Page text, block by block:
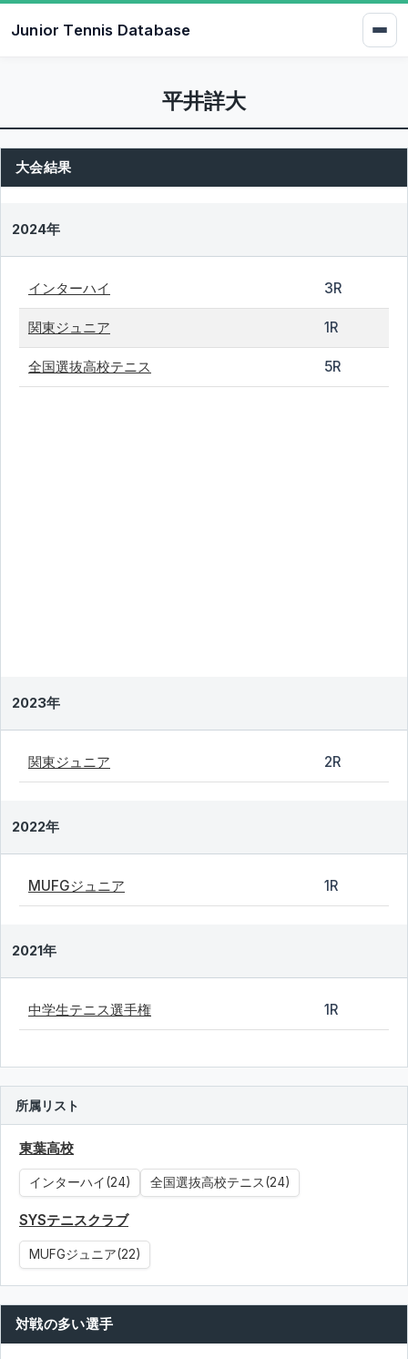
Junior Tennis Database
平井詳大
大会結果
2024年
インターハイ 3R
関東ジュニア 1R
全国選抜高校テニス 5R
2023年
関東ジュニア 2R
2022年
MUFGジュニア 1R
2021年
中学生テニス選手権 1R
所属リスト
東葉高校
インターハイ(24) 全国選抜高校テニス(24)
SYSテニスクラブ
MUFGジュニア(22)
対戦の多い選手